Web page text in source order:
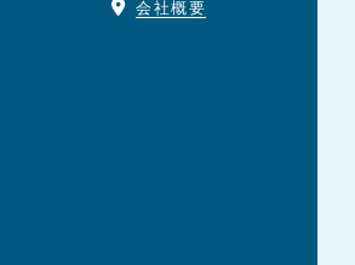
会社概要